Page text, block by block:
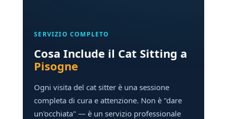
SERVIZIO COMPLETO
Cosa Include il Cat Sitting a
Pisogne
Ogni visita del cat sitter è una sessione
completa di cura e attenzione. Non è "dare
un'occhiata" — è un servizio professionale